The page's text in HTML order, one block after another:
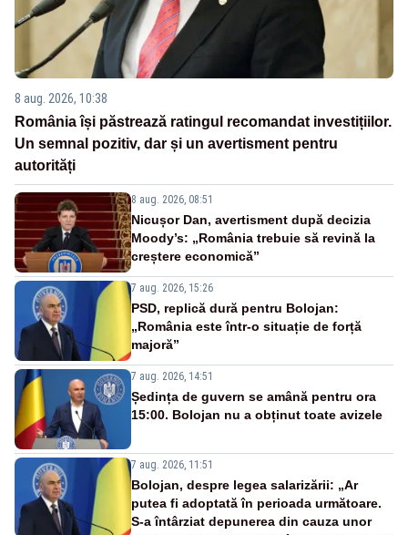
8 aug. 2026, 10:38
România își păstrează ratingul recomandat investițiilor.
Un semnal pozitiv, dar și un avertisment pentru
autorități
8 aug. 2026, 08:51
Nicușor Dan, avertisment după decizia
Moody’s: „România trebuie să revină la
creștere economică”
7 aug. 2026, 15:26
PSD, replică dură pentru Bolojan:
„România este într-o situație de forță
majoră”
7 aug. 2026, 14:51
Ședința de guvern se amână pentru ora
15:00. Bolojan nu a obținut toate avizele
7 aug. 2026, 11:51
Bolojan, despre legea salarizării: „Ar
putea fi adoptată în perioada următoare.
S-a întârziat depunerea din cauza unor